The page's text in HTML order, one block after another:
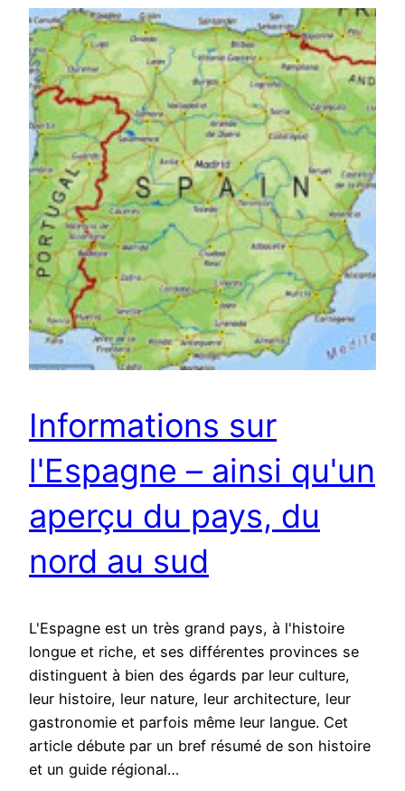
Informations sur
l'Espagne – ainsi qu'un
aperçu du pays, du
nord au sud
L'Espagne est un très grand pays, à l'histoire
longue et riche, et ses différentes provinces se
distinguent à bien des égards par leur culture,
leur histoire, leur nature, leur architecture, leur
gastronomie et parfois même leur langue. Cet
article débute par un bref résumé de son histoire
et un guide régional…